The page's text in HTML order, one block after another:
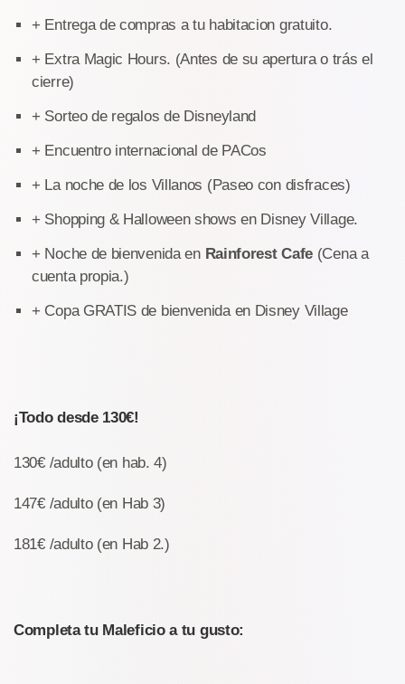
+ Entrega de compras a tu habitacion gratuito.
+ Extra Magic Hours. (Antes de su apertura o trás el
cierre)
+ Sorteo de regalos de Disneyland
+ Encuentro internacional de PACos
+ La noche de los Villanos (Paseo con disfraces)
+ Shopping & Halloween shows en Disney Village.
+ Noche de bienvenida en Rainforest Cafe (Cena a
cuenta propia.)
+ Copa GRATIS de bienvenida en Disney Village
¡Todo desde 130€!
130€ /adulto (en hab. 4)
147€ /adulto (en Hab 3)
181€ /adulto (en Hab 2.)
Completa tu Maleficio a tu gusto: